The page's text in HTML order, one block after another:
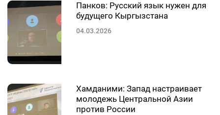
Панков: Русский язык нужен для
будущего Кыргызстана
04.03.2026
Хамданими: Запад настраивает
молодежь Центральной Азии
против России